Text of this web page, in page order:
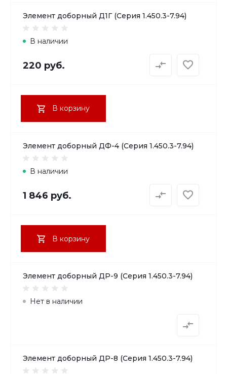
Элемент доборный Д1Г (Серия 1.450.3-7.94)
В наличии
220 руб.
В корзину
Элемент доборный ДФ-4 (Серия 1.450.3-7.94)
В наличии
1 846 руб.
В корзину
Элемент доборный ДР-9 (Серия 1.450.3-7.94)
Нет в наличии
Элемент доборный ДР-8 (Серия 1.450.3-7.94)